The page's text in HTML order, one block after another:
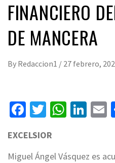
FINANCIERO
DE MANCERA
By Redaccion1 / 27 febrero,
Facebook
Twitter
EXCELSIOR
Miguel Ángel Vásquez es